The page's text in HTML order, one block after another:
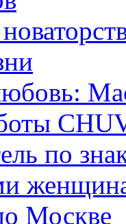
по
Москве